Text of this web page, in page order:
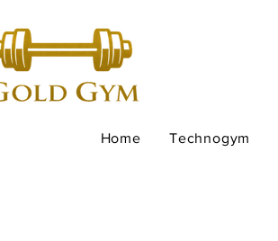
Home Technogym